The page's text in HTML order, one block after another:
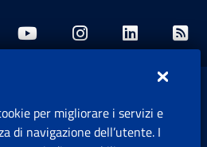
una nuova finestra
una nuova finestra
Apre una nuova
Youtube: Apre una
Instagram:
Previdenza Sociale.
riservati.
per migliorare i servizi e
di navigazione dell’utente. I